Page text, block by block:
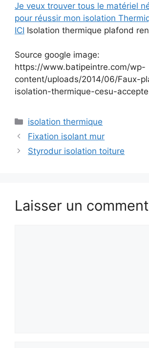
Je veux trouver tous le matériel
pour réussir mon isolation
ICI Isolation thermique plafond
Source google image:
https://www.batipeintre.com/wp-
content/uploads/2014/06/Faux-
isolation-thermique-cesu-
Catégories
isolation thermique
Fixation isolant mur
Styrodur isolation toiture
Laisser un